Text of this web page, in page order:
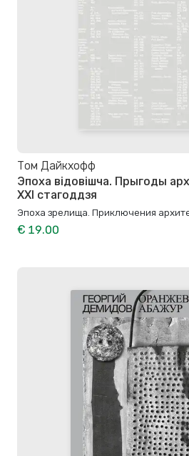
Том Дайкхофф
Эпоха відовішча. Прыгоды
XXI стагоддзя
Эпоха зрелища. Приключения
€ 19.00